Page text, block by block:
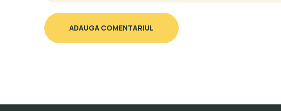
ADAUGA COMENTARIUL